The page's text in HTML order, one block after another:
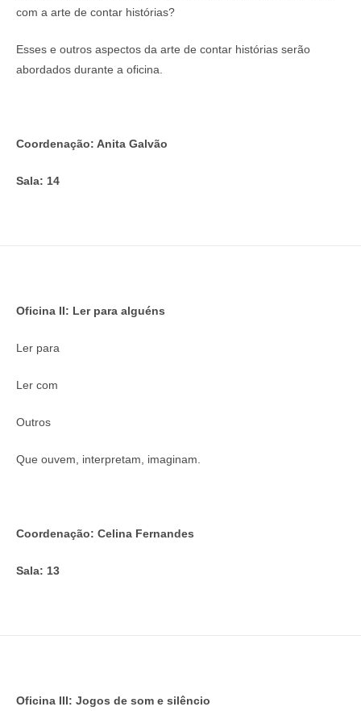
com a arte de contar histórias?
Esses e outros aspectos da arte de contar histórias serão
abordados durante a oficina.
Coordenação: Anita Galvão
Sala: 14
Oficina II: Ler para alguéns
Ler para
Ler com
Outros
Que ouvem, interpretam, imaginam.
Coordenação: Celina Fernandes
Sala: 13
Oficina III: Jogos de som e silêncio